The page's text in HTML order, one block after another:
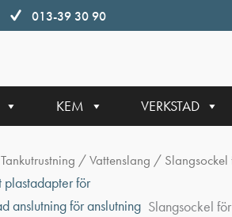
013-39 30 90
KEM VERKSTAD
Tankutrustning /Vattenslang / Slangsockel
Slangsockel